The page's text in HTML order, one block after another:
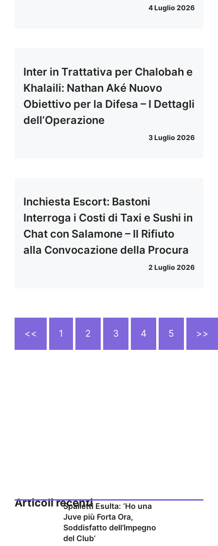
4 Luglio 2026
Inter in Trattativa per Chalobah e
Khalaili: Nathan Aké Nuovo
Obiettivo per la Difesa – I Dettagli
dell’Operazione
3 Luglio 2026
Inchiesta Escort: Bastoni
Interroga i Costi di Taxi e Sushi in
Chat con Salamone – Il Rifiuto
alla Convocazione della Procura
2 Luglio 2026
<< 1 2 3 4 5 >>
Articoli recentiSpalletti Esulta: ‘Ho una
Juve più Forta Ora,
Soddisfatto dell’Impegno
del Club’